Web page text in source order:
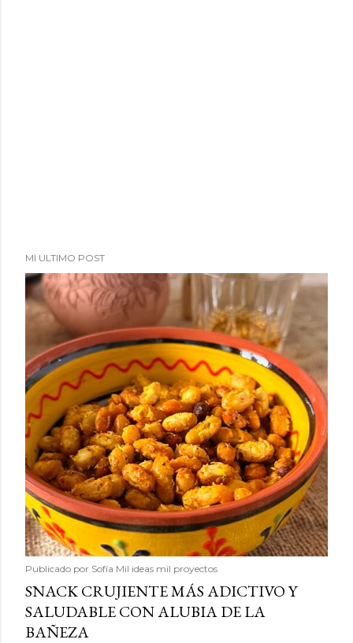
MI ULTIMO POST
Publicado por Sofía Mil ideas mil proyectos
SNACK CRUJIENTE MÁS ADICTIVO Y
SALUDABLE CON ALUBIA DE LA
BAÑEZA